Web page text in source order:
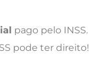
pago pelo INSS.
pode ter direito!